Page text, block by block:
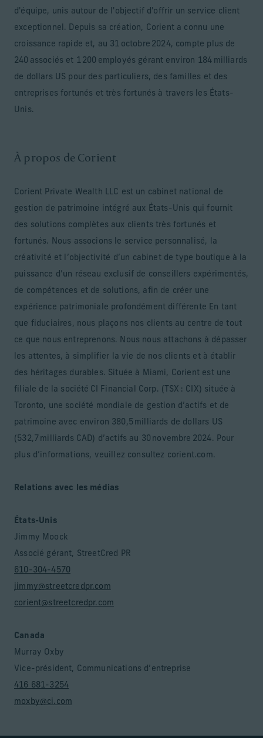
d'équipe, unis autour de l'objectif d'offrir un service client
exceptionnel. Depuis sa création, Corient a connu une
croissance rapide et, au 31 octobre 2024, compte plus de
240 associés et 1 200 employés gérant environ 184 milliards
de dollars US pour des particuliers, des familles et des
entreprises fortunés et très fortunés à travers les États-
Unis.
À propos de Corient
Corient Private Wealth LLC est un cabinet national de
gestion de patrimoine intégré aux États-Unis qui fournit
des solutions complètes aux clients très fortunés et
fortunés. Nous associons le service personnalisé, la
créativité et l’objectivité d’un cabinet de type boutique à la
puissance d’un réseau exclusif de conseillers expérimentés,
de compétences et de solutions, afin de créer une
expérience patrimoniale profondément différente En tant
que fiduciaires, nous plaçons nos clients au centre de tout
ce que nous entreprenons. Nous nous attachons à dépasser
les attentes, à simplifier la vie de nos clients et à établir
des héritages durables. Située à Miami, Corient est une
filiale de la société CI Financial Corp. (TSX : CIX) située à
Toronto, une société mondiale de gestion d’actifs et de
patrimoine avec environ 380,5 milliards de dollars US
(532,7 milliards CAD) d’actifs au 30 novembre 2024. Pour
plus d’informations, veuillez consultez corient.com.
Relations avec les médias
États-Unis
Jimmy Moock
Associé gérant, StreetCred PR
610-304-4570
jimmy@streetcredpr.com
corient@streetcredpr.com
Canada
Murray Oxby
Vice-président, Communications d’entreprise
416 681-3254
moxby@ci.com